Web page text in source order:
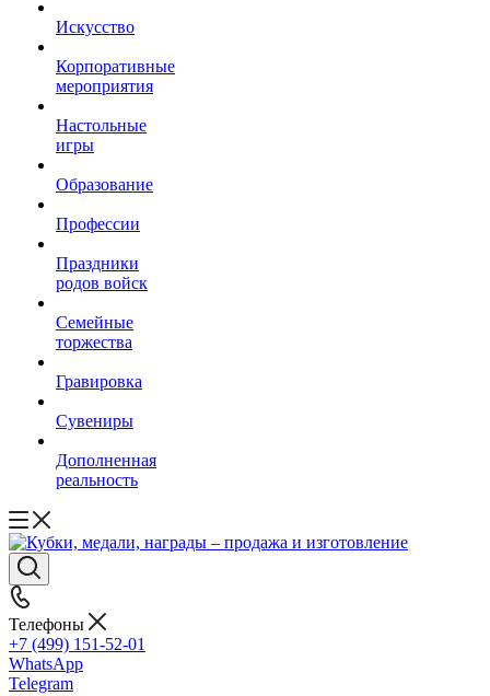
Искусство
Корпоративные
мероприятия
Настольные
игры
Образование
Профессии
Праздники
родов войск
Семейные
торжества
Гравировка
Сувениры
Дополненная
реальность
Телефоны
+7 (499) 151-52-01
WhatsApp
Telegram